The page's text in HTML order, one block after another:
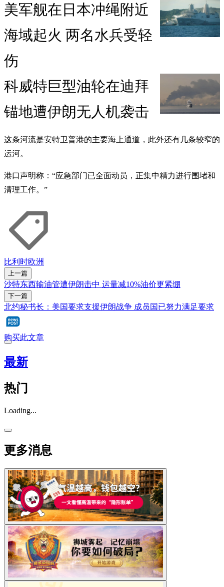
美军舰在日本冲绳附近
海域起火 两名水兵受轻
伤
科威特巨型油轮在迪拜
锚地遭伊朗无人机袭击
这条河流是安特卫普港的主要海上通道，此外还有几条较窄的
运河。
港口声明称：“应急部门已全面动员，正集中精力进行围堵和
清理工作。”
比利时欧洲
上一篇
沙特东西输油管遭伊朗击中 运量减10%油价更紧绷
下一篇
北约秘书长：美国要求支援伊朗战争 成员国已努力满足要求
购买此文章
最新
热门
Loading...
更多消息